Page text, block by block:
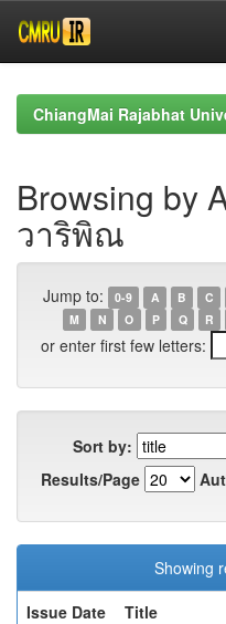
navigationChiangMai Rajabhat
Browsing by
วาริพิณ
Jump to: 0-9 A B C
M
N O P Q R
or enter first few letters:
Sort by:
Results/Page
Showing
Issue Date
Title